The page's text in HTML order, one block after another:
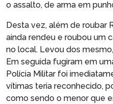
o assalto, de arma em
Desta vez, além de roubar
ainda rendeu e roubou um
no local. Levou dos
Em seguida fugiram em
Polícia Militar foi
vítimas teria reconhecido,
como sendo o menor que